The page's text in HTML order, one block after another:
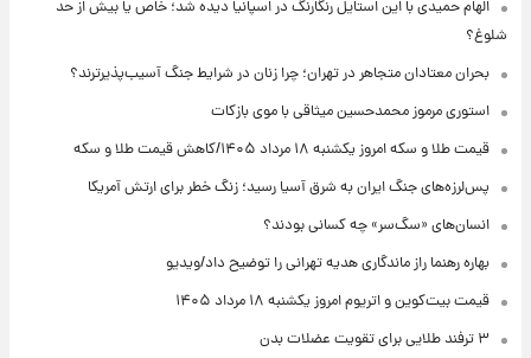
الهام حمیدی با این استایل رنگارنگ در اسپانیا دیده شد؛ خاص یا بیش از حد
شلوغ؟
بحران معتادان متجاهر در تهران؛ چرا زنان در شرایط جنگ آسیب‌پذیرترند؟
استوری مرموز محمدحسین میثاقی با موی بازکات
قیمت طلا و سکه امروز یکشنبه ۱۸ مرداد ۱۴۰۵/کاهش قیمت طلا و سکه
پس‌لرزه‌های جنگ ایران به شرق آسیا رسید؛ زنگ خطر برای ارتش آمریکا
انسان‌های «سگ‌سر» چه کسانی بودند؟
بهاره رهنما راز ماندگاری هدیه تهرانی را توضیح داد/ویدیو
قیمت بیت‌کوین و اتریوم امروز یکشنبه ۱۸ مرداد ۱۴۰۵
۳ ترفند طلایی برای تقویت عضلات بدن